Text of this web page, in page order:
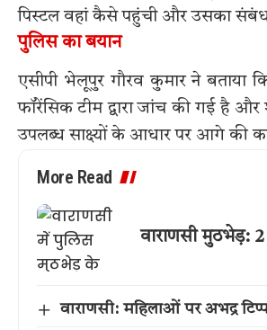
पिस्टल वहां कैसे पहुंची और उसका संबंध
पुलिस का बयान
एसीपी भेलूपुर गौरव कुमार ने बताया
फॉरेंसिक टीम द्वारा जांच की गई है
उपलब्ध साक्ष्यों के आधार पर आगे की
More Read
वाराणसी मुठभेड़: 2
वाराणसी: महिलाओं पर अभद्र